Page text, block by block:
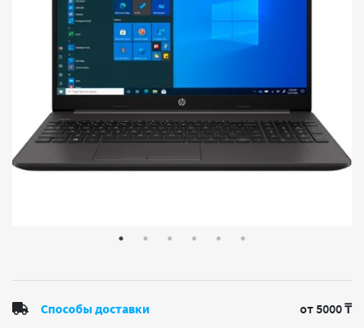
Способы доставки от 5000 ₸